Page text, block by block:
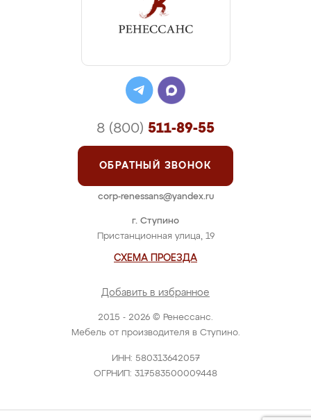
2015 - 2026 © Ренессанс.
Мебель от производителя в Ступино.
ИНН: 580313642057
ОГРНИП: 317583500009448
г. Ступино
Пристанционная улица, 19
СХЕМА ПРОЕЗДА
Добавить в избранное
8 (800) 511-89-55
ОБРАТНЫЙ ЗВОНОК
corp-renessans@yandex.ru